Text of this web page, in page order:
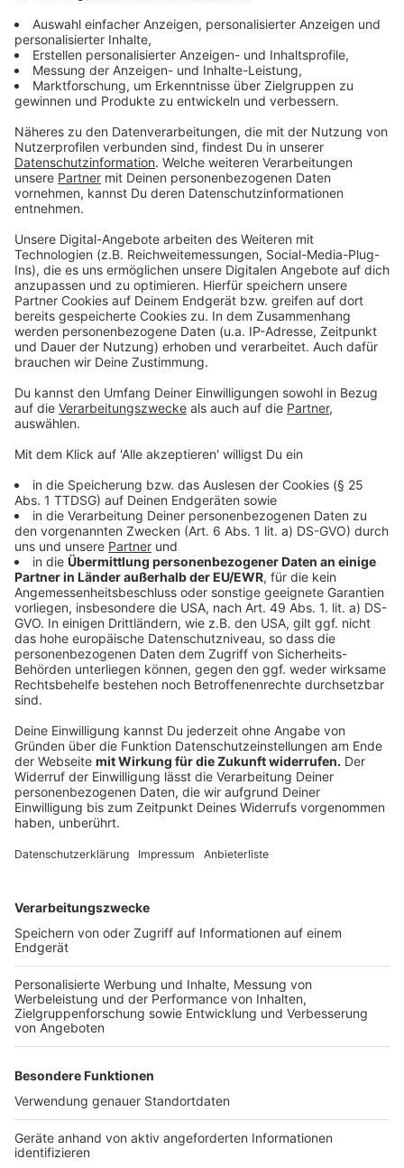
Zu viel Auswahl
Anzeige
Doch gehen nicht alle jungen Leute bei dieser Logik
mit. Die Kehrseite des Fachkräftemangels ist eben
das, was Ramb einen "Bewerbermarkt" nennt. Alle
wollen diese jungen Leute, die Chancen scheinen fast
unendlich. Was die Sache nicht einfacher macht. Der
Arbeitsmarkt wirkt auf gut vorgebildete
Schulabgänger offenbar manchmal wie ein
Kuchenbüffet, wo man sich nicht entscheiden kann, ob
eher die Torte das Richtige ist oder der
Streuselkuchen.
mehrheitlich gestresst und nicht gut auf die
Berufswelt vorbereitet fühlt, so berichtet es Jörg
Mitautor der Studie "Was bewegt die Jugend in
Deutschland" von 2022. Die Befragten zeigten sich
einerseits meist zufrieden und zuversichtlich für ihr
eigenes Leben, andererseits aber pessimistisch für
Deutschland in einer Zeit, die aus den Fugen scheint.
Auf die Frage nach Prioritäten nennen Habich zufolge
drei von vier Jugendlichen die persönliche Freiheit.
Einige hätten das Gefühl: "Wenn ich es mir leisten kann,
warum soll ich das jetzt nicht machen?"
Anzeige
Keine Vorwürfe, bitte
Anzeige
Elisa jedenfalls wehrt sich gegen Vorwürfe, dass sie
nicht sofort ins Berufsleben gesprungen ist. "Das ist
Pandemie. In Solidarität mit Älteren haben wir unsere
gesamte Entwicklung zurückgestellt. Wir erben den
Klimawandel und so viele Krisen. Da muss man uns
nicht vorwerfen, dass wir nicht mit 17 anfangen,
beruflich tätig zu werden." Es sei auch gesellschaftlich
wichtig, etwas Sinnvolles zu tun. Das sei einfach
produktiver. "Und deshalb kann man vielleicht auch mal
länger als einen Sommer überlegen: Was will ich mit